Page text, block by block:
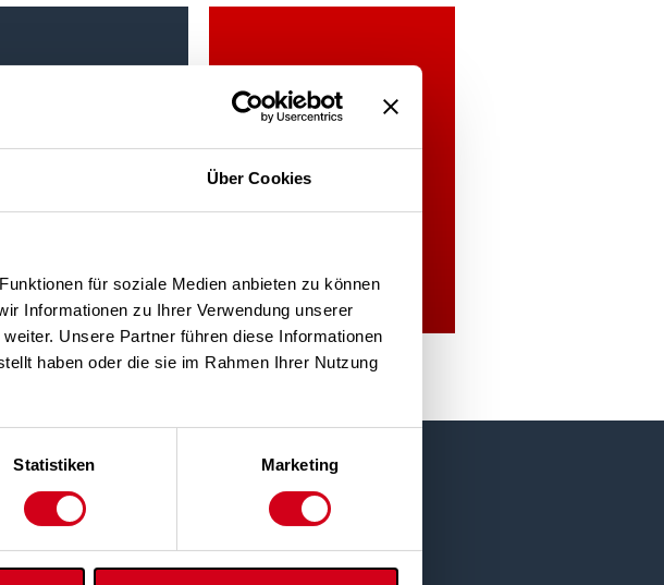
Über Cookies
für soziale Medien anbieten zu können
Informationen zu Ihrer Verwendung unserer
Unsere Partner führen diese Informationen
haben oder die sie im Rahmen Ihrer Nutzung
Statistiken Marketing
Hier finden Sie alle
KOMFORT-SERVICE